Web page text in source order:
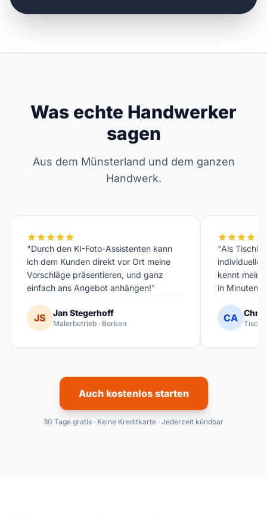
Was echte Handwerker
sagen
Aus dem Münsterland und dem ganzen
Handwerk.
"Durch den KI-Foto-Assistenten kann
ich dem Kunden direkt vor Ort meine
Vorschläge präsentieren, und ganz
einfach ans Angebot anhängen!"
JS Jan Stegerhoff
Malerbetrieb · Borken
"Als
individuelle
kennt
in Minuten
CA
Auch kostenlos starten
30 Tage gratis · Keine Kreditkarte · Jederzeit kündbar